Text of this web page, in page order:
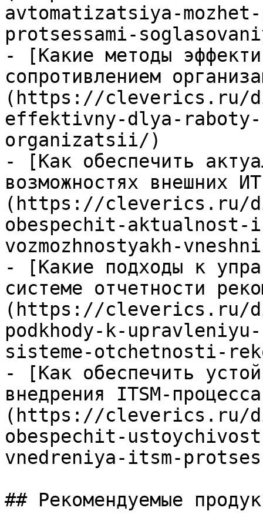
avtomatizatsiya-
protsessami-
- [Какие методы
сопротивлением
(https://cleverics.ru/
effektivny-dlya-raboty-
organizatsii/)
- [Как обеспечить
возможностях внешних
(https://cleverics.ru/
obespechit-
vozmozhnostyakh-
- [Какие подходы к
системе отчетности
(https://cleverics.ru/
podkhody-k-
sisteme-otchetnosti-
- [Как обеспечить
внедрения ITSM-
(https://cleverics.ru/
obespechit-
vnedreniya-itsm-
## Рекомендуемые